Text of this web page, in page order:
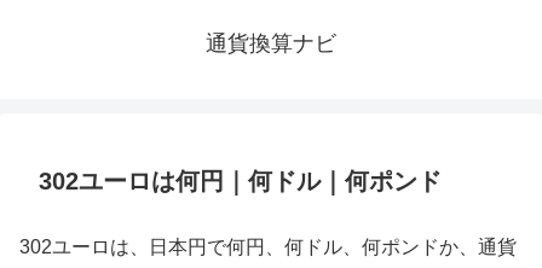
通貨換算ナビ
302ユーロは何円｜何ドル｜何ポンド
302ユーロは、日本円で何円、何ドル、何ポンドか、通貨